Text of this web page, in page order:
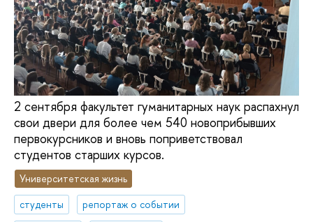
2 сентября факультет гуманитарных наук распахнул
свои двери для более чем 540 новоприбывших
первокурсников и вновь поприветствовал
студентов старших курсов.
Университетская жизнь
студенты
репортаж о событии